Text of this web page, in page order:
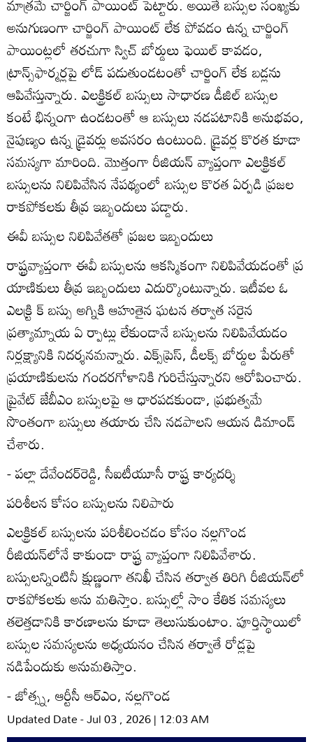
అనుగుణంగా చార్జింగ్‌ పాయింట్‌ లేక పోవడం ఉన్న చార్జింగ్‌
పాయింట్లలో తరచుగా స్విచ్‌ బోర్డులు ఫెయిల్‌ కావడం,
ట్రాన్స్‌ఫార్మర్లపై లోడ్‌ పడుతుండటంతో చార్జింగ్‌ లేక బడ్లను
ఆపివేస్తున్నారు. ఎలక్ట్రికల్‌ బస్సులు సాధారణ డీజిల్‌ బస్సుల
కంటే భిన్నంగా ఉండటంతో ఆ బస్సులు నడపటానికి అనుభవం,
నైపుణ్యం ఉన్న డ్రైవర్లు అవసరం ఉంటుంది. డ్రైవర్ల కొరత కూడా
సమస్యగా మారింది. మొత్తంగా రీజియన్‌ వ్యాప్తంగా ఎలక్ట్రికల్‌
బస్సులను నిలిపివేసిన నేపథ్యంలో బస్సుల కొరత ఏర్పడి ప్రజల
రాకపోకలకు తీవ్ర ఇబ్బందులు పడ్డారు.
ఈవీ బస్సుల నిలిపివేతతో ప్రజల ఇబ్బందులు
రాష్ట్రవ్యాప్తంగా ఈవీ బస్సులను ఆకస్మికంగా నిలిపివేయడంతో ప్ర
యాణికులు తీవ్ర ఇబ్బందులు ఎదుర్కొంటున్నారు. ఇటీవల ఓ
ఎలక్ర్టి క్‌ బస్సు అగ్నికి ఆహుతైన ఘటన తర్వాత సరైన
ప్రత్యామ్నాయ ఏ ర్పాట్లు లేకుండానే బస్సులను నిలిపివేయడం
నిర్లక్ష్యానికి నిదర్శనమన్నారు. ఎక్స్‌ప్రెస్‌, డీలక్స్‌ బోర్డుల పేరుతో
ప్రయాణికులను గందరగోళానికి గురిచేస్తున్నారని ఆరోపించారు.
ప్రైవేట్‌ జేబీఎం బస్సులపై ఆ ధారపడకుండా, ప్రభుత్వమే
సొంతంగా బస్సులు తయారు చేసి నడపాలని ఆయన డిమాండ్‌
చేశారు.
- పల్లా దేవేందర్‌రెడ్డి, సీఐటీయూసీ రాష్ట్ర కార్యదర్శి
పరిశీలన కోసం బస్సులను నిలిపారు
ఎలక్ట్రికల్‌ బస్సులను పరిశీలించడం కోసం నల్లగొండ
రీజియన్‌లోనే కాకుండా రాష్ట్ర వ్యాప్తంగా నిలిపివేశారు.
బస్సులన్నింటినీ క్షుణ్ణంగా తనిఖీ చేసిన తర్వాత తిరిగి రీజియన్‌లో
రాకపోకలకు అను మతిస్తాం. బస్సుల్లో సాం కేతిక సమస్యలు
తలెత్తడానికి కారణాలను కూడా తెలుసుకుంటాం. పూర్తిస్థాయిలో
బస్సుల సమస్యలను అధ్యయనం చేసిన తర్వాతే రోడ్లపై
నడిపేందుకు అనుమతిస్తాం.
- జోత్స్న, ఆర్టీసీ ఆర్‌ఎం, నల్లగొండ
Updated Date - Jul 03 , 2026 | 12:03 AM